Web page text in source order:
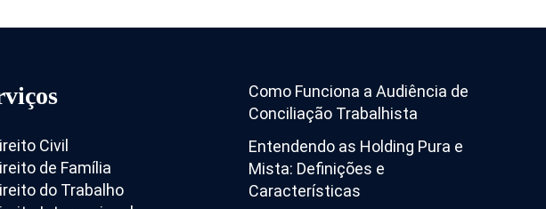
Civil
de Família
do Trabalho
Como Funciona a Audiência de
Conciliação Trabalhista
Entendendo as Holding Pura e
Mista: Definições e
Características